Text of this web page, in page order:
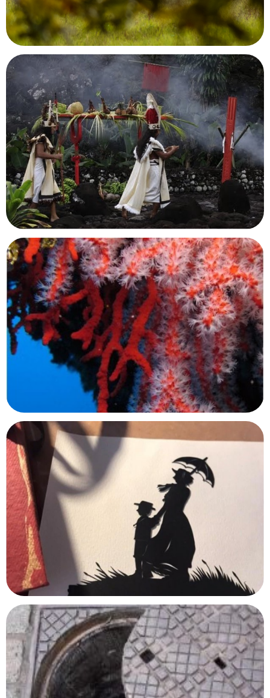
Điên Biên Phu, Vietnam
Maison du Lac de Grand-Lieu
Bouaye, Loire-Atlantique
Centre d’interprétation du marae
Taputapuatea
Raiatea, Polynésie
Océanopolis
Brest, Finistère